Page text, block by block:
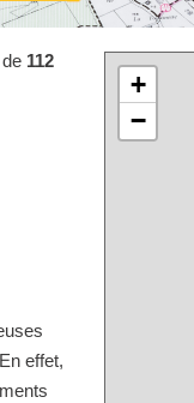
112
effet,
+
−